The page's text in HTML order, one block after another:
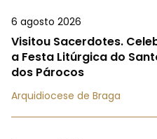
6 agosto 2026
Visitou Sacerdotes.
a Festa Litúrgica do
dos Párocos
Arquidiocese de Braga